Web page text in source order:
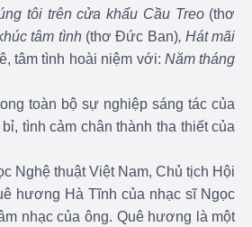
tôi trên cửa khẩu Cầu Treo (thơ
tâm tình (thơ Đức Ban), Hát mãi
tâm tình hoài niệm với: Năm tháng
toàn bộ sự nghiệp sáng tác của
tình cảm chân thành tha thiết của
Nghệ thuật Việt Nam, Chủ tịch Hội
hương Hà Tĩnh của nhạc sĩ Ngọc
nhạc của ông. Quê hương là một